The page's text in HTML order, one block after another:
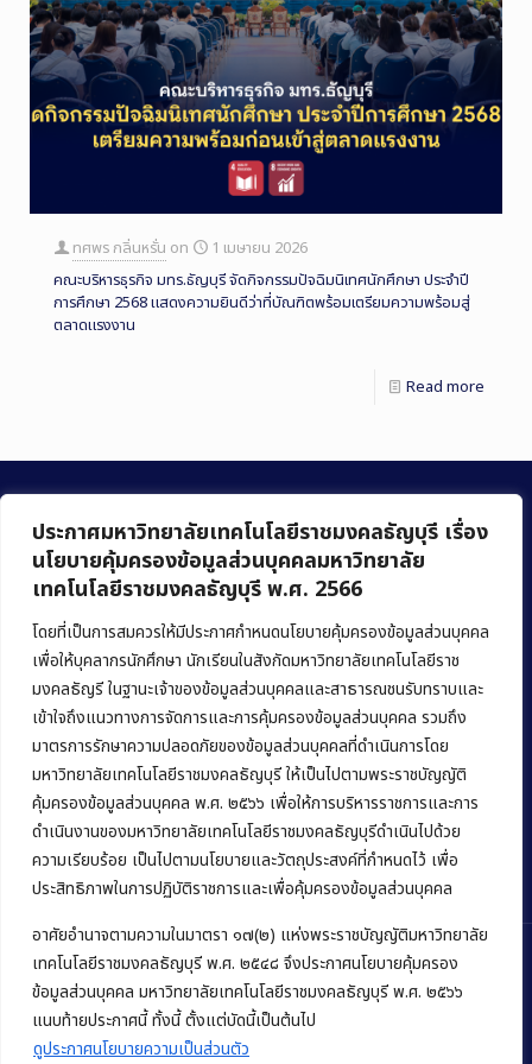
ประกาศมหาวิทยาลัยเทคโนโลยีราชมงคลธัญบุรี เรื่อง
นโยบายคุ้มครองข้อมูลส่วนบุคคลมหาวิทยาลัย
เทคโนโลยีราชมงคลธัญบุรี พ.ศ. 2566
โดยที่เป็นการสมควรให้มีประกาศกำหนดนโยบายคุ้มครองข้อมูลส่วนบุคคล
เพื่อให้บุคลากรนักศึกษา นักเรียนในสังกัดมหาวิทยาลัยเทคโนโลยีราช
มงคลธัญรี ในฐานะเจ้าของข้อมูลส่วนบุคคลและสาธารณชนรับทราบและ
เข้าใจถึงแนวทางการจัดการและการคุ้มครองข้อมูลส่วนบุคคล รวมถึง
มาตรการรักษาความปลอดภัยของข้อมูลส่วนบุคคลที่ดำเนินการโดย
มหาวิทยาลัยเทคโนโลยีราชมงคลธัญบุรี ให้เป็นไปตามพระราชบัญญัติ
คุ้มครองข้อมูลส่วนบุคคล พ.ศ. ๒๕๖๖ เพื่อให้การบริหารราชการและการ
ดำเนินงานของมหาวิทยาลัยเทคโนโลยีราชมงคลธัญบุรีดำเนินไปด้วย
ความเรียบร้อย เป็นไปตามนโยบายและวัตถุประสงค์ที่กำหนดไว้ เพื่อ
ประสิทธิภาพในการปฏิบัติราชการและเพื่อคุ้มครองข้อมูลส่วนบุคคล
อาศัยอำนาจตามความในมาตรา ๑๗(๒) แห่งพระราชบัญญัติมหาวิทยาลัย
เทคโนโลยีราชมงคลธัญบุรี พ.ศ. ๒๕๔๘ จึงประกาศนโยบายคุ้มครอง
ข้อมูลส่วนบุคคล มหาวิทยาลัยเทคโนโลยีราชมงคลธัญบุรี พ.ศ. ๒๕๖๖
แนบท้ายประกาศนี้ ทั้งนี้ ตั้งแต่บัดนี้เป็นต้นไป
ดูประกาศนโยบายความเป็นส่วนตัว
ทศพร กลิ่นหรั่น on
1 เมษายน 2026
คณะบริหารธุรกิจ มทร.ธัญบุรี จัดกิจกรรมปัจฉิมนิเทศนักศึกษา ประจำปี
การศึกษา 2568 แสดงความยินดีว่าที่บัณฑิตพร้อมเตรียมความพร้อมสู่
ตลาดแรงงาน
Read more
คณะบริหารธุรกิจ
มหาวิทยาลัยเทคโนโลยีราชมงคลธัญบุรี
39 หมู่ 1 ถนนรังสิต-นครนายก ตำบลคลองหก
อำเภอคลองหลวง จังหวัดปทุมธานี 12120
Phone:+66 (0) 2549 3243,+66 (0) 2549 3241
E-mail:bus@rmutt.ac.th
Copyright © 2022 คณะบริหารธุรกิจ มหาวิทยาลัยเทคโนโลยีราชมงคล
ธัญบุรี